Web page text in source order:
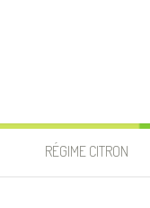
RÉGIME CITRON